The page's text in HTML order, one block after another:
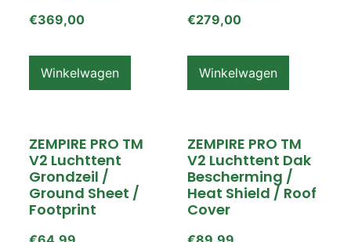
€369,00
Winkelwagen
€279,00
Winkelwagen
ZEMPIRE PRO TM
V2 Luchttent
Grondzeil /
Ground Sheet /
Footprint
ZEMPIRE PRO TM
V2 Luchttent Dak
Bescherming /
Heat Shield / Roof
Cover